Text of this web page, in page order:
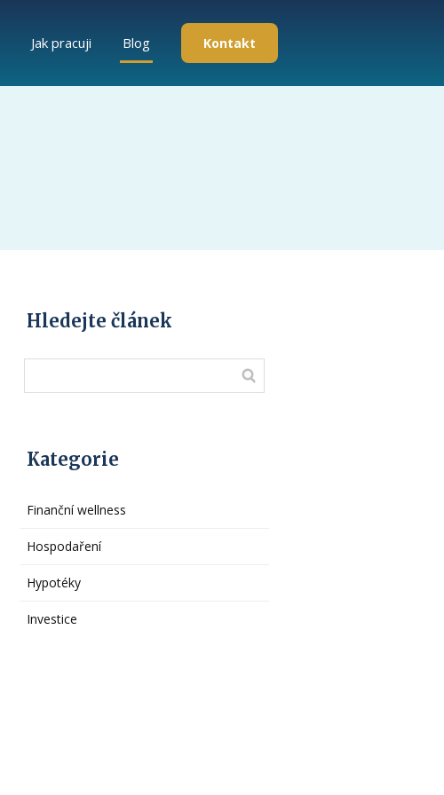
Jak pracuji Blog Kontakt
Hledejte článek
Kategorie
Finanční wellness
Hospodaření
Hypotéky
Investice